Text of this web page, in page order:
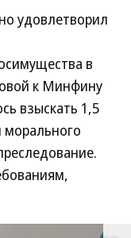
удовлетворил
в
к Минфину
взыскать 1,5
морального